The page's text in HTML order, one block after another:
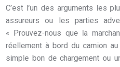
C’est l’un des arguments les
assureurs ou les parties
« Prouvez-nous que la
réellement à bord du camion
simple bon de chargement ou